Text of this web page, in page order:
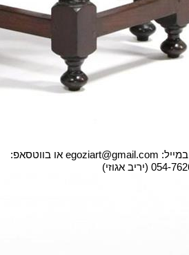
למידע נוסף מומלץ לפנות במייל: egoziart@gmail.com או בווטסאפ:
(יריב אגוזי)